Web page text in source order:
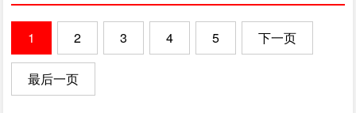
1 2 3 4 5 下一页
最后一页